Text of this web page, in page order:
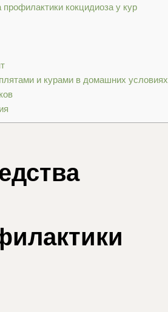
кокцидиоза у кур
и курами в домашних условиях